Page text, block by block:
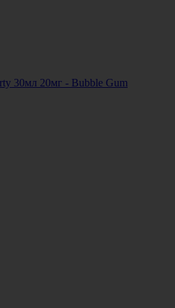
30мл 20мг - Bubble Gum